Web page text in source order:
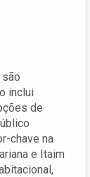
inclui
de
chave na
e Itaim